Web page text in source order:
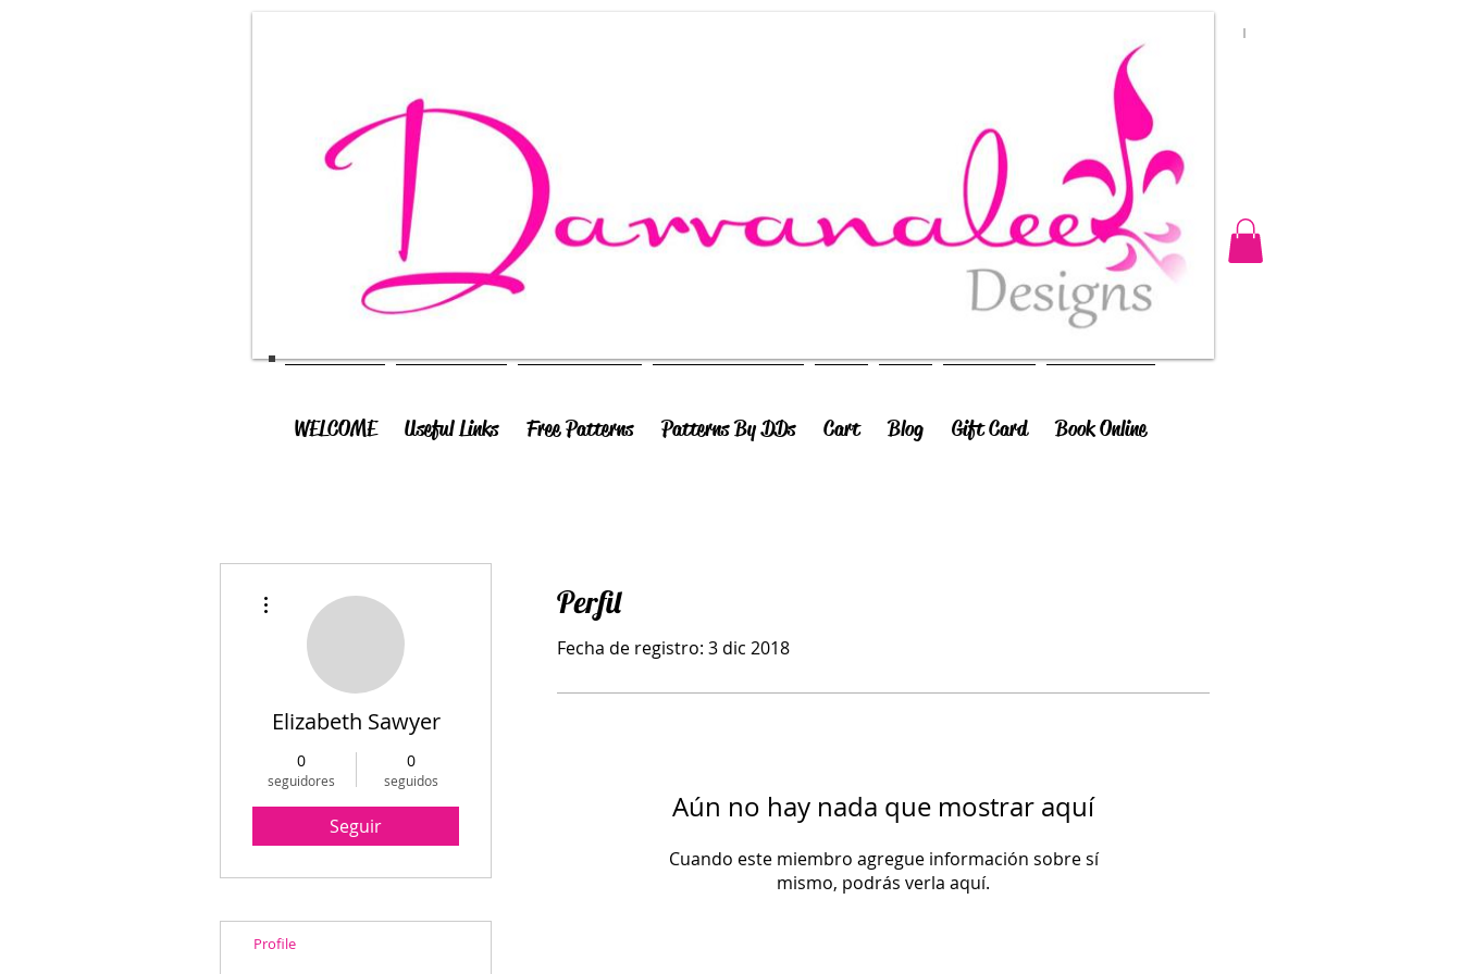
WELCOME Useful Links Free Patterns Patterns By DDs Cart Blog Gift Card Book Online
Perfil
Fecha de registro: 3 dic 2018
Aún no hay nada que mostrar aquí
Cuando este miembro agregue información sobre sí
mismo, podrás verla aquí.
Elizabeth Sawyer
0
seguidores
0
seguidos
Seguir
Profile